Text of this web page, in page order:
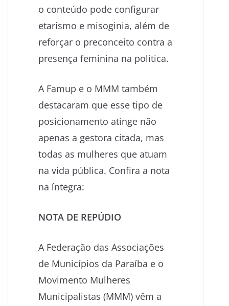
o conteúdo pode configurar
etarismo e misoginia, além de
reforçar o preconceito contra a
presença feminina na política.
A Famup e o MMM também
destacaram que esse tipo de
posicionamento atinge não
apenas a gestora citada, mas
todas as mulheres que atuam
na vida pública. Confira a nota
na íntegra:
NOTA DE REPÚDIO
A Federação das Associações
de Municípios da Paraíba e o
Movimento Mulheres
Municipalistas (MMM) vêm a